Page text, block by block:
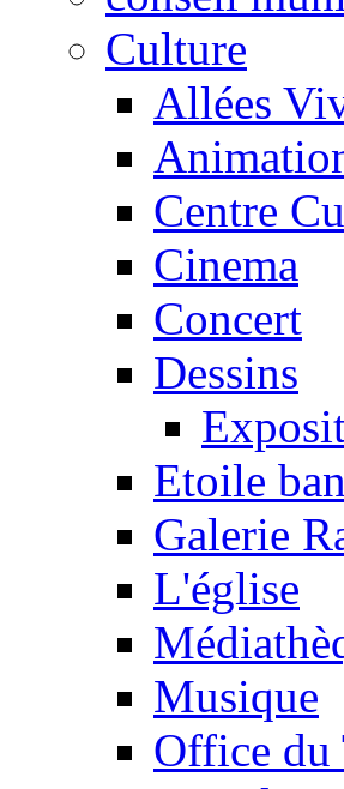
Culture
Allées
Centre
Cinema
Concert
Dessins
Etoile
Galerie
L'église
Musique
Office du